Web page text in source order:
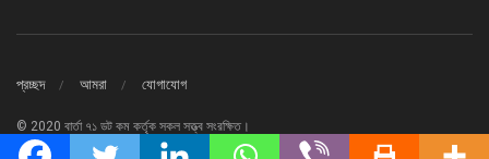
প্রচ্ছদ আমরা যোগাযোগ
© 2020 বার্তা ৭১ ডট কম কর্তৃক সকল সত্ত্ব সংরক্ষিত।